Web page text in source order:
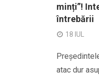
minți”!
întrebării
18 IUL
atac dur